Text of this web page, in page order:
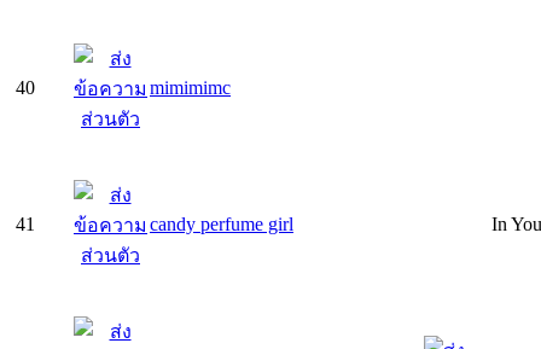
40 mimimimc
41 candy perfume girl In